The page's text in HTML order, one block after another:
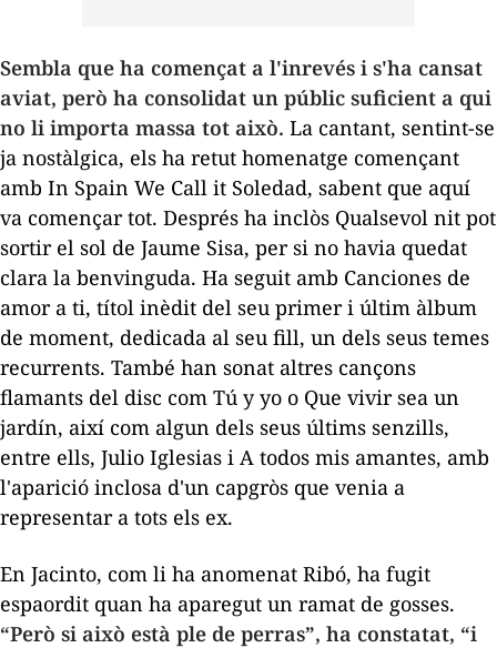
Sembla que ha començat a l'inrevés i s'ha cansat
aviat, però ha consolidat un públic suficient a qui
no li importa massa tot això. La cantant, sentint-se
ja nostàlgica, els ha retut homenatge començant
amb In Spain We Call it Soledad, sabent que aquí
va començar tot. Després ha inclòs Qualsevol nit pot
sortir el sol de Jaume Sisa, per si no havia quedat
clara la benvinguda. Ha seguit amb Canciones de
amor a ti, títol inèdit del seu primer i últim àlbum
de moment, dedicada al seu fill, un dels seus temes
recurrents. També han sonat altres cançons
flamants del disc com Tú y yo o Que vivir sea un
jardín, així com algun dels seus últims senzills,
entre ells, Julio Iglesias i A todos mis amantes, amb
l'aparició inclosa d'un capgròs que venia a
representar a tots els ex.
En Jacinto, com li ha anomenat Ribó, ha fugit
espaordit quan ha aparegut un ramat de gosses.
“Però si això està ple de perras”, ha constatat, “i